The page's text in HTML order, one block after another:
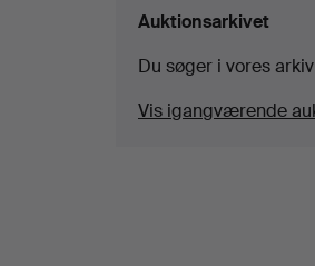
Auktionsarkivet
Du søger i vores
Vis igangværende